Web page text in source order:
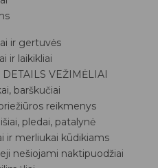
ir gertuvės
ir laikikliai
VEŽIMĖLIAI
barškučiai
reikmenys
pledai, patalynė
ir merliukai kūdikiams
nešiojami naktipuodžiai